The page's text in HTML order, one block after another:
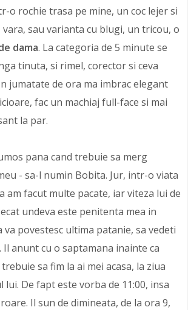
o rochie trasa pe mine, un coc lejer si
sau varianta cu blugi, un tricou, o
dama. La categoria de 5 minute se
tinuta, si rimel, corector si ceva
jumatate de ora ma imbrac elegant
fac un machiaj full-face si mai
la par.
pana cand trebuie sa merg
- sa-l numin Bobita. Jur, intr-o viata
am facut multe pacate, iar viteza lui de
undeva este penitenta mea in
va povestesc ultima patanie, sa vedeti
Il anunt cu o saptamana inainte ca
sa fim la ai mei acasa, la ziua
lui. De fapt este vorba de 11:00, insa
Il sun de dimineata, de la ora 9,